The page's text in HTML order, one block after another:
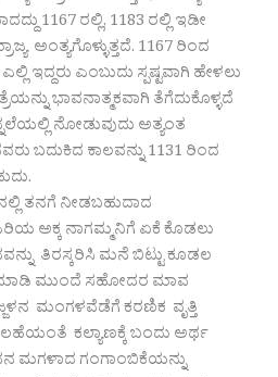
1167 ರಲ್ಲಿ, 1183 ರಲ್ಲಿ ಇಡೀ
ಅಂತ್ಯಗೊಳ್ಳುತ್ತದೆ. 1167 ರಿಂದ
ಇದ್ದರು ಎಂಬುದು ಸ್ಪಷ್ಟವಾಗಿ ಹೇಳಲು
ಭಾವನಾತ್ಮಕವಾಗಿ ತೆಗೆದುಕೊಳ್ಳದೆ
ನೋಡುವುದು ಅತ್ಯಂತ
ಬದುಕಿದ ಕಾಲವನ್ನು 1131 ರಿಂದ
ತನಗೆ ನೀಡಬಹುದಾದ
ಅಕ್ಕ ನಾಗಮ್ಮನಿಗೆ ಏಕೆ ಕೊಡಲು
ತಿರಸ್ಕರಿಸಿ ಮನೆ ಬಿಟ್ಟು ಕೂಡಲ
ಮುಂದೆ ಸಹೋದರ ಮಾವ
ಮಂಗಳವೆಡೆಗೆ ಕರಣಿಕ ವೃತ್ತಿ
ಕಲ್ಯಾಣಕ್ಕೆ ಬಂದು ಅರ್ಥ
ಮಗಳಾದ ಗಂಗಾಂಬಿಕೆಯನ್ನು